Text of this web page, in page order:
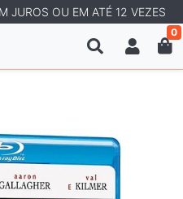
JUROS OU EM ATÉ 12 VEZES
0